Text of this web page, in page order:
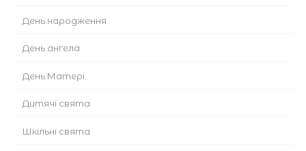
День народження
День ангела
День Матері
Дитячі свята
Шкільні свята